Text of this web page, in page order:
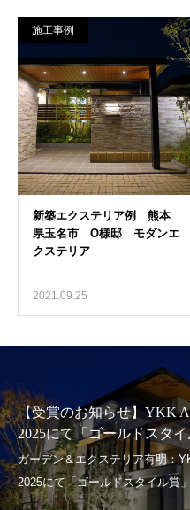
施工事例
2021.09.25
【受賞のお知らせ】YKK
2025にて「ゴールドスタ